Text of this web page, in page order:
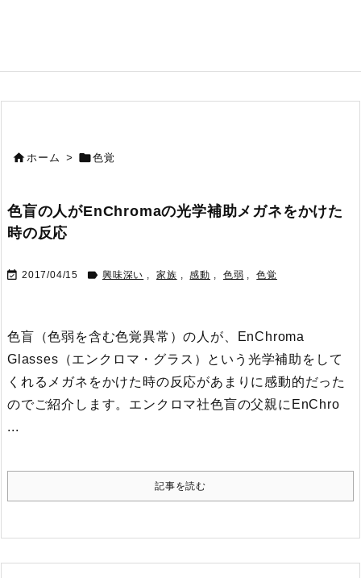
ホーム > 色覚
色盲の人がEnChromaの光学補助メガネをかけた
時の反応
 2017/04/15  興味深い , 家族 , 感動 , 色弱 , 色覚
色盲（色弱を含む色覚異常）の人が、EnChroma
Glasses（エンクロマ・グラス）という光学補助をして
くれるメガネをかけた時の反応があまりに感動的だった
のでご紹介します。 エンクロマ社色盲の父親にEnChro
...
記事を読む